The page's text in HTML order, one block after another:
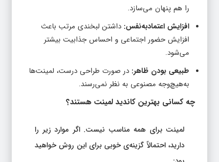
را هم پنهان می‌سازد.
افزایش اعتمادبه‌نفس: داشتن لبخندی مرتب باعث
افزایش حضور اجتماعی و احساس جذابیت بیشتر
می‌شود.
طبیعی بودن ظاهر: در صورت طراحی درست، لمینت‌ها
به‌هیچ‌وجه مصنوعی به نظر نمی‌رسند.
چه کسانی بهترین کاندید لمینت هستند؟
لمینت برای همه مناسب نیست. اگر موارد زیر را
دارید، احتمالاً گزینه‌ی خوبی برای این روش خواهید